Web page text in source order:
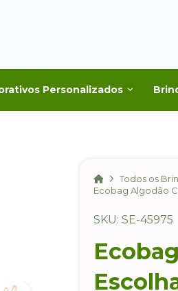
Personalizados
HomeTodos os
Ecobag Algodão
SKU: SE-45975